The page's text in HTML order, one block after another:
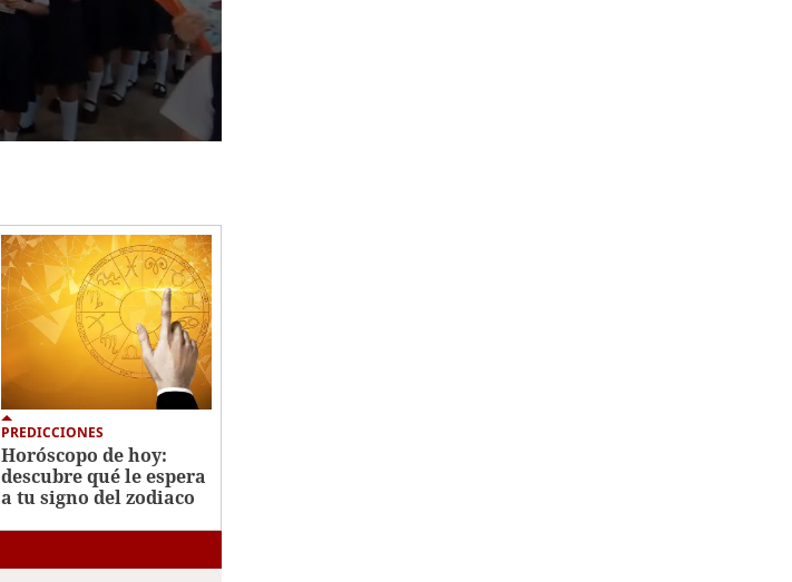
PREDICCIONES
Horóscopo de hoy:
descubre qué le espera
a tu signo del zodiaco